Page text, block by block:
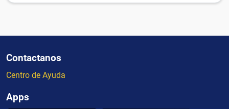
Contactanos
Centro de Ayuda
Apps